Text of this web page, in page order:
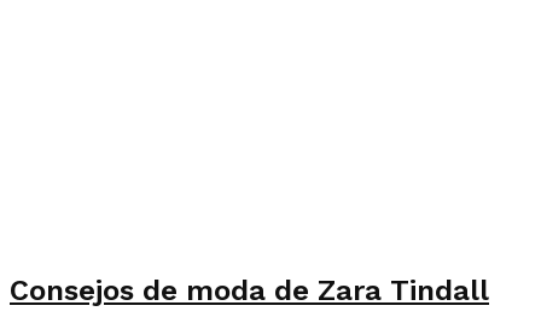
Consejos de moda de Zara Tindall